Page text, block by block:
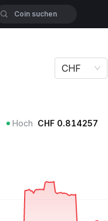
CHF
Hoch CHF 0.814257